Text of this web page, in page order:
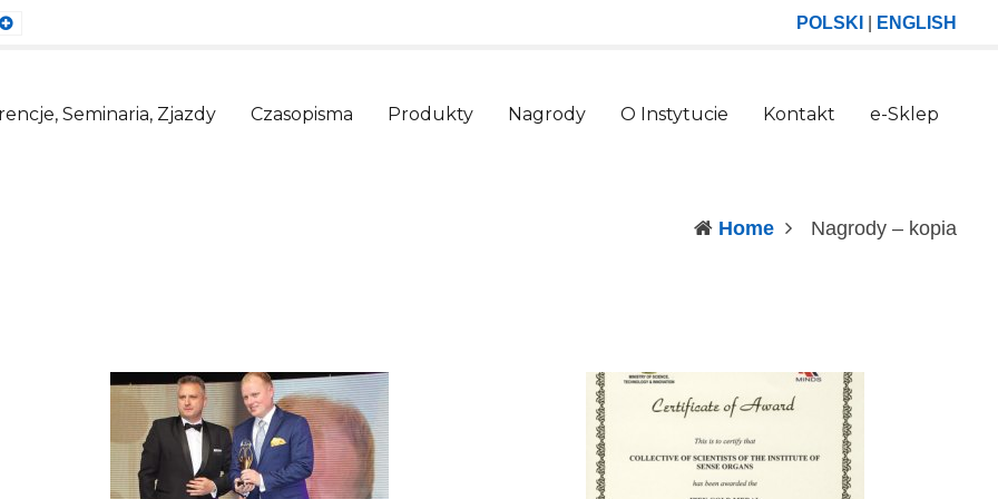
Larger
POLSKI | ENGLISH
Seminaria, Zjazdy Czasopisma Produkty Nagrody O Instytucie Kontakt e-Sklep
Home Nagrody – kopia